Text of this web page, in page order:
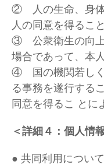
② 人の生命、身体
人の同意を得るこ
③ 公衆衛生の向上
場合であって、本
④ 国の機関若しく
る事務を遂行する
同意を得るこ とに
＜詳細４ ：個人情
● 共同利用につい